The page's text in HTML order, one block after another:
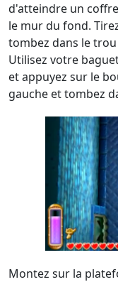
d'atteindre un
le mur du fond.
tombez dans le
Utilisez votre
et appuyez sur le
gauche et tombez
Montez sur la